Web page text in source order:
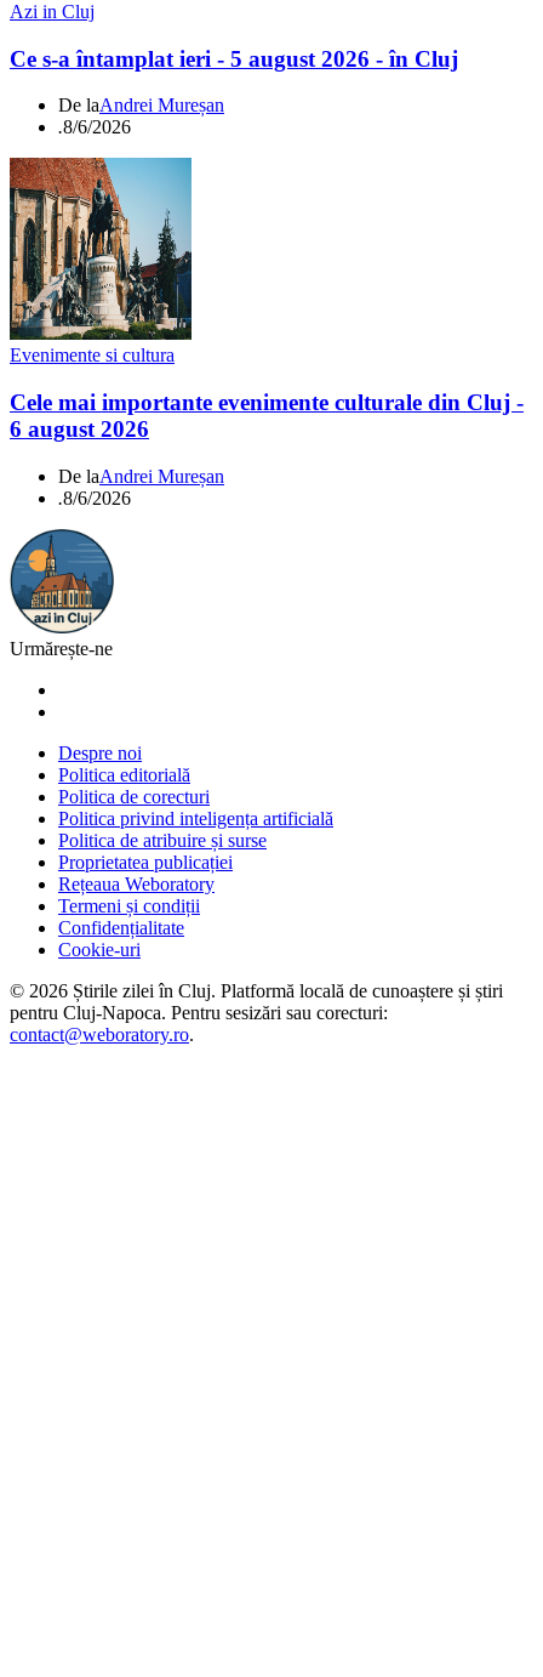
Azi in Cluj
Ce s-a întamplat ieri - 5 august 2026 - în Cluj
De laAndrei Mureșan
.8/6/2026
Evenimente si cultura
Cele mai importante evenimente culturale din Cluj -
6 august 2026
De laAndrei Mureșan
.8/6/2026
Urmărește-ne
Despre noi
Politica editorială
Politica de corecturi
Politica privind inteligența artificială
Politica de atribuire și surse
Proprietatea publicației
Rețeaua Weboratory
Termeni și condiții
Confidențialitate
Cookie-uri
© 2026 Știrile zilei în Cluj. Platformă locală de cunoaștere și știri
pentru Cluj-Napoca. Pentru sesizări sau corecturi:
contact@weboratory.ro.